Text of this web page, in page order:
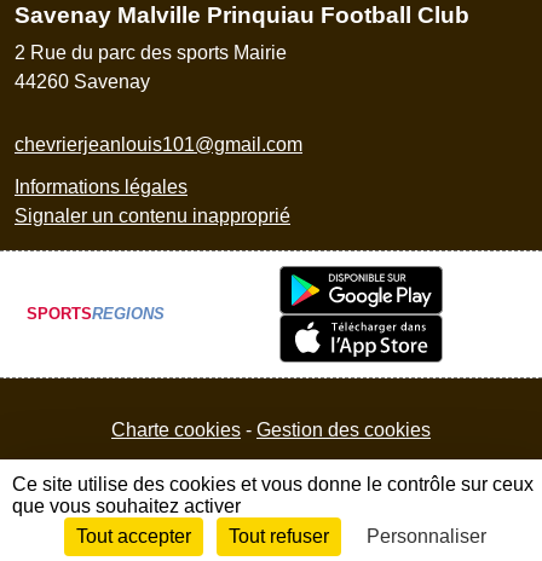
Savenay Malville Prinquiau Football Club
2 Rue du parc des sports Mairie
44260 Savenay
chevrierjeanlouis101@gmail.com
Informations légales
Signaler un contenu inapproprié
SPORTSREGIONS
Charte cookies Gestion des cookies
Envie de participer ? Connexion
Ce site utilise des cookies et vous donne le contrôle sur ceux
que vous souhaitez activer
Tout accepter
Tout refuser Personnaliser